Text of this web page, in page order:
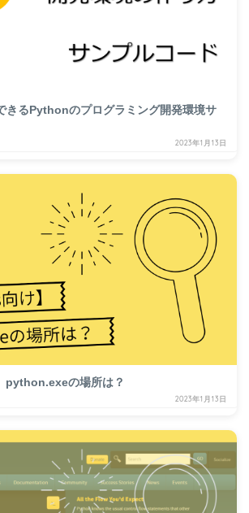
きるPythonのプログラミング開発環境サ
2023年1月13日
python.exeの場所は？
2023年1月13日